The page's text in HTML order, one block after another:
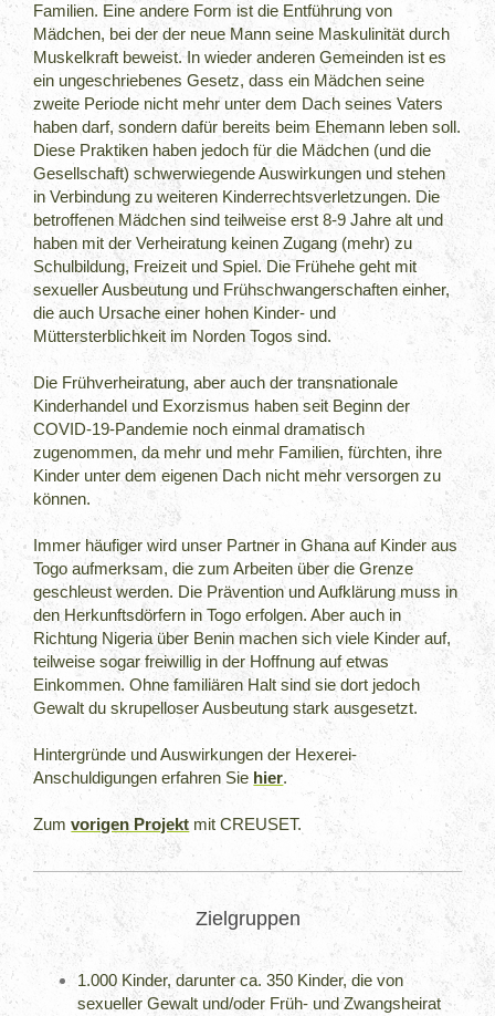
Familien. Eine andere Form ist die Entführung von
Mädchen, bei der der neue Mann seine Maskulinität durch
Muskelkraft beweist. In wieder anderen Gemeinden ist es
ein ungeschriebenes Gesetz, dass ein Mädchen seine
zweite Periode nicht mehr unter dem Dach seines Vaters
haben darf, sondern dafür bereits beim Ehemann leben soll.
Diese Praktiken haben jedoch für die Mädchen (und die
Gesellschaft) schwerwiegende Auswirkungen und stehen
in Verbindung zu weiteren Kinderrechtsverletzungen. Die
betroffenen Mädchen sind teilweise erst 8-9 Jahre alt und
haben mit der Verheiratung keinen Zugang (mehr) zu
Schulbildung, Freizeit und Spiel. Die Frühehe geht mit
sexueller Ausbeutung und Frühschwangerschaften einher,
die auch Ursache einer hohen Kinder- und
Müttersterblichkeit im Norden Togos sind.
Die Frühverheiratung, aber auch der transnationale
Kinderhandel und Exorzismus haben seit Beginn der
COVID-19-Pandemie noch einmal dramatisch
zugenommen, da mehr und mehr Familien, fürchten, ihre
Kinder unter dem eigenen Dach nicht mehr versorgen zu
können.
Immer häufiger wird unser Partner in Ghana auf Kinder aus
Togo aufmerksam, die zum Arbeiten über die Grenze
geschleust werden. Die Prävention und Aufklärung muss in
den Herkunftsdörfern in Togo erfolgen. Aber auch in
Richtung Nigeria über Benin machen sich viele Kinder auf,
teilweise sogar freiwillig in der Hoffnung auf etwas
Einkommen. Ohne familiären Halt sind sie dort jedoch
Gewalt du skrupelloser Ausbeutung stark ausgesetzt.
Hintergründe und Auswirkungen der Hexerei-
Anschuldigungen erfahren Sie hier.
Zum vorigen Projekt mit CREUSET.
Zielgruppen
1.000 Kinder, darunter ca. 350 Kinder, die von
sexueller Gewalt und/oder Früh- und Zwangsheirat